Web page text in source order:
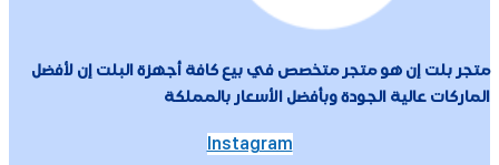
متجر بلت إن هو متجر متخصص في بيع كافة أجهزة البلت إن لأفضل
الماركات عالية الجودة وبأفضل الأسعار بالمملكة
Instagram